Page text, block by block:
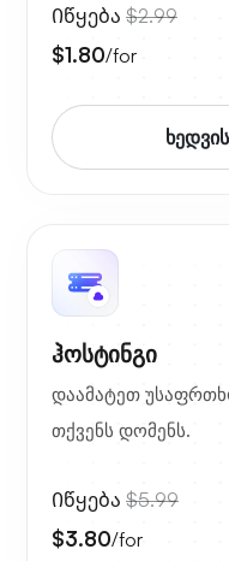
Იწყება $2.99
$1.80/for
ჰოსტინგი
დაამატეთ
თქვენს დომენს.
Იწყება $5.99
$3.80/for